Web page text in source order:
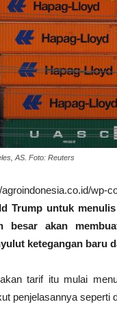
AS. Foto: Reuters
agroindonesia.co.id/wp-
Trump untuk
besar akan
ketegangan baru
tarif itu mulai
penjelasannya seperti